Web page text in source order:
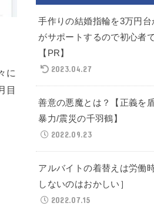
に
目
手作りの結婚指輪を3万円台
がサポートするので初心者
【PR】
2023.04.27
善意の悪魔とは？【正義を
暴力/震災の千羽鶴】
2022.09.23
アルバイトの着替えは労働
しないのはおかしい］
2022.07.15